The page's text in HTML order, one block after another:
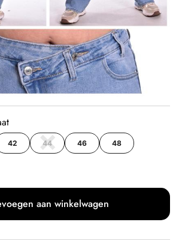
42 44 46 48
aan winkelwagen